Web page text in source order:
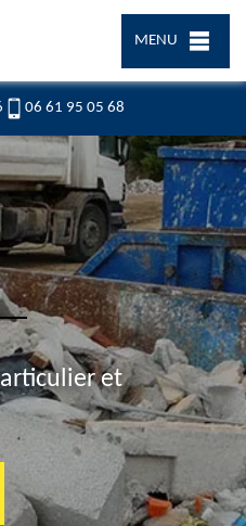
06 61 95 05 68
MENU
et